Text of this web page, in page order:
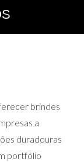
brindes
a
duradouras
portfólio